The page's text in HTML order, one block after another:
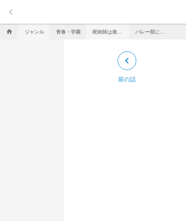
keyboard_arrow_left
home ジャンル 青春・学園
keyboard_arrow_left
前の話